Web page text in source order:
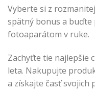
Vyberte si z
spätný bonus a buďte
fotoaparátom v ruke.
Zachyťte tie najlepšie
leta. Nakupujte
a získajte časť svojich